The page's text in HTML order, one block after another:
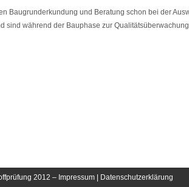
Baugrunderkundung und Beratung schon bei der
sind während der Bauphase zur
2012 – Impressum Datenschutzerklärung